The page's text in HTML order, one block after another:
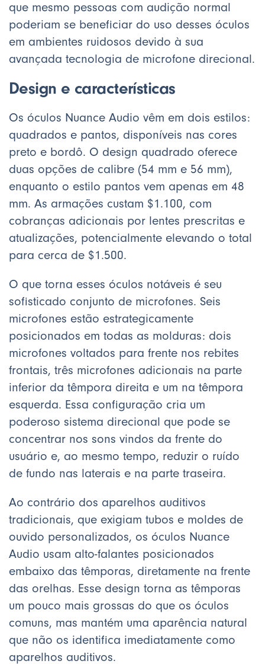
que mesmo pessoas com audição normal
poderiam se beneficiar do uso desses óculos
em ambientes ruidosos devido à sua
avançada tecnologia de microfone direcional.
Design e características
Os óculos Nuance Audio vêm em dois estilos:
quadrados e pantos, disponíveis nas cores
preto e bordô. O design quadrado oferece
duas opções de calibre (54 mm e 56 mm),
enquanto o estilo pantos vem apenas em 48
mm. As armações custam $1.100, com
cobranças adicionais por lentes prescritas e
atualizações, potencialmente elevando o total
para cerca de $1.500.
O que torna esses óculos notáveis é seu
sofisticado conjunto de microfones. Seis
microfones estão estrategicamente
posicionados em todas as molduras: dois
microfones voltados para frente nos rebites
frontais, três microfones adicionais na parte
inferior da têmpora direita e um na têmpora
esquerda. Essa configuração cria um
poderoso sistema direcional que pode se
concentrar nos sons vindos da frente do
usuário e, ao mesmo tempo, reduzir o ruído
de fundo nas laterais e na parte traseira.
Ao contrário dos aparelhos auditivos
tradicionais, que exigiam tubos e moldes de
ouvido personalizados, os óculos Nuance
Audio usam alto-falantes posicionados
embaixo das têmporas, diretamente na frente
das orelhas. Esse design torna as têmporas
um pouco mais grossas do que os óculos
comuns, mas mantém uma aparência natural
que não os identifica imediatamente como
aparelhos auditivos.